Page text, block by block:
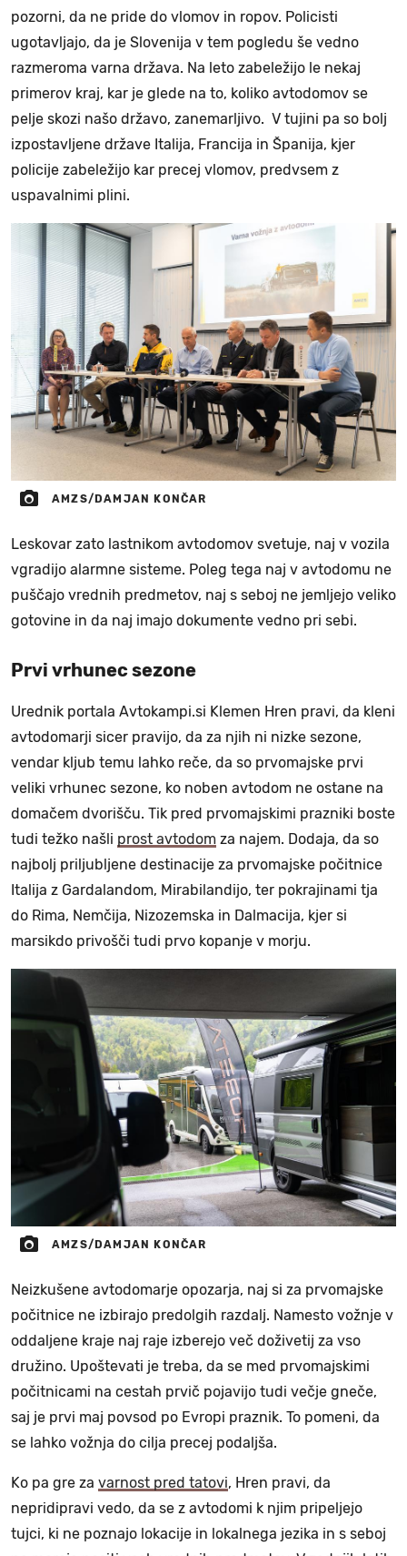
pozorni, da ne pride do vlomov in ropov. Policisti
ugotavljajo, da je Slovenija v tem pogledu še vedno
razmeroma varna država. Na leto zabeležijo le nekaj
primerov kraj, kar je glede na to, koliko avtodomov se
pelje skozi našo državo, zanemarljivo. V tujini pa so bolj
izpostavljene države Italija, Francija in Španija, kjer
policije zabeležijo kar precej vlomov, predvsem z
uspavalnimi plini.
AMZS/DAMJAN KONČAR
Leskovar zato lastnikom avtodomov svetuje, naj v vozila
vgradijo alarmne sisteme. Poleg tega naj v avtodomu ne
puščajo vrednih predmetov, naj s seboj ne jemljejo veliko
gotovine in da naj imajo dokumente vedno pri sebi.
Prvi vrhunec sezone
Urednik portala Avtokampi.si Klemen Hren pravi, da kleni
avtodomarji sicer pravijo, da za njih ni nizke sezone,
vendar kljub temu lahko reče, da so prvomajske prvi
veliki vrhunec sezone, ko noben avtodom ne ostane na
domačem dvorišču. Tik pred prvomajskimi prazniki boste
tudi težko našli prost avtodom za najem. Dodaja, da so
najbolj priljubljene destinacije za prvomajske počitnice
Italija z Gardalandom, Mirabilandijo, ter pokrajinami tja
do Rima, Nemčija, Nizozemska in Dalmacija, kjer si
marsikdo privošči tudi prvo kopanje v morju.
AMZS/DAMJAN KONČAR
Neizkušene avtodomarje opozarja, naj si za prvomajske
počitnice ne izbirajo predolgih razdalj. Namesto vožnje v
oddaljene kraje naj raje izberejo več doživetij za vso
družino. Upoštevati je treba, da se med prvomajskimi
počitnicami na cestah prvič pojavijo tudi večje gneče,
saj je prvi maj povsod po Evropi praznik. To pomeni, da
se lahko vožnja do cilja precej podaljša.
Ko pa gre za varnost pred tatovi, Hren pravi, da
nepridipravi vedo, da se z avtodomi k njim pripeljejo
tujci, ki ne poznajo lokacije in lokalnega jezika in s seboj